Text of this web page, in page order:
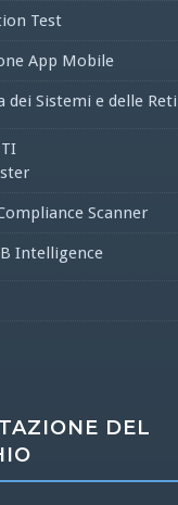
Test
App Mobile
dei Sistemi e delle Reti
Scanner
Intelligence
DEL